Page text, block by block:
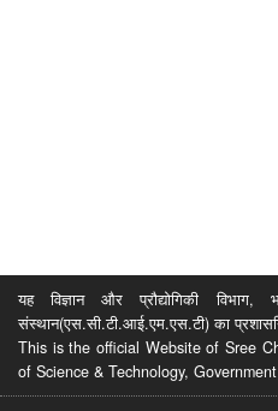
यह विज्ञान और प्रौद्योगिकी
संस्थान(एस.सी.टी.आई.एम.एस.टी) का
This is the official Website of Sree
of Science & Technology,